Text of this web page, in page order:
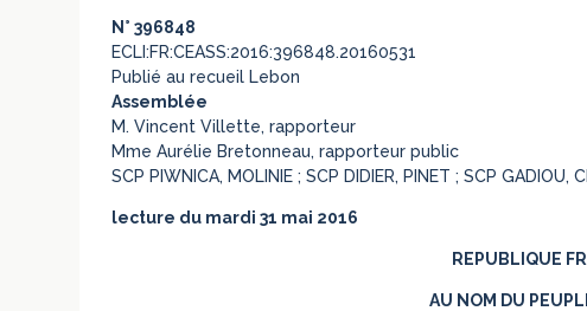
N° 396848
ECLI:FR:CEASS:2016:396848.20160531
Publié au recueil Lebon
Assemblée
M. Vincent Villette, rapporteur
Mme Aurélie Bretonneau, rapporteur public
SCP PIWNICA, MOLINIE ; SCP DIDIER, PINET ; SCP GADIOU,
lecture du mardi 31 mai 2016
REPUBLIQUE
AU NOM DU